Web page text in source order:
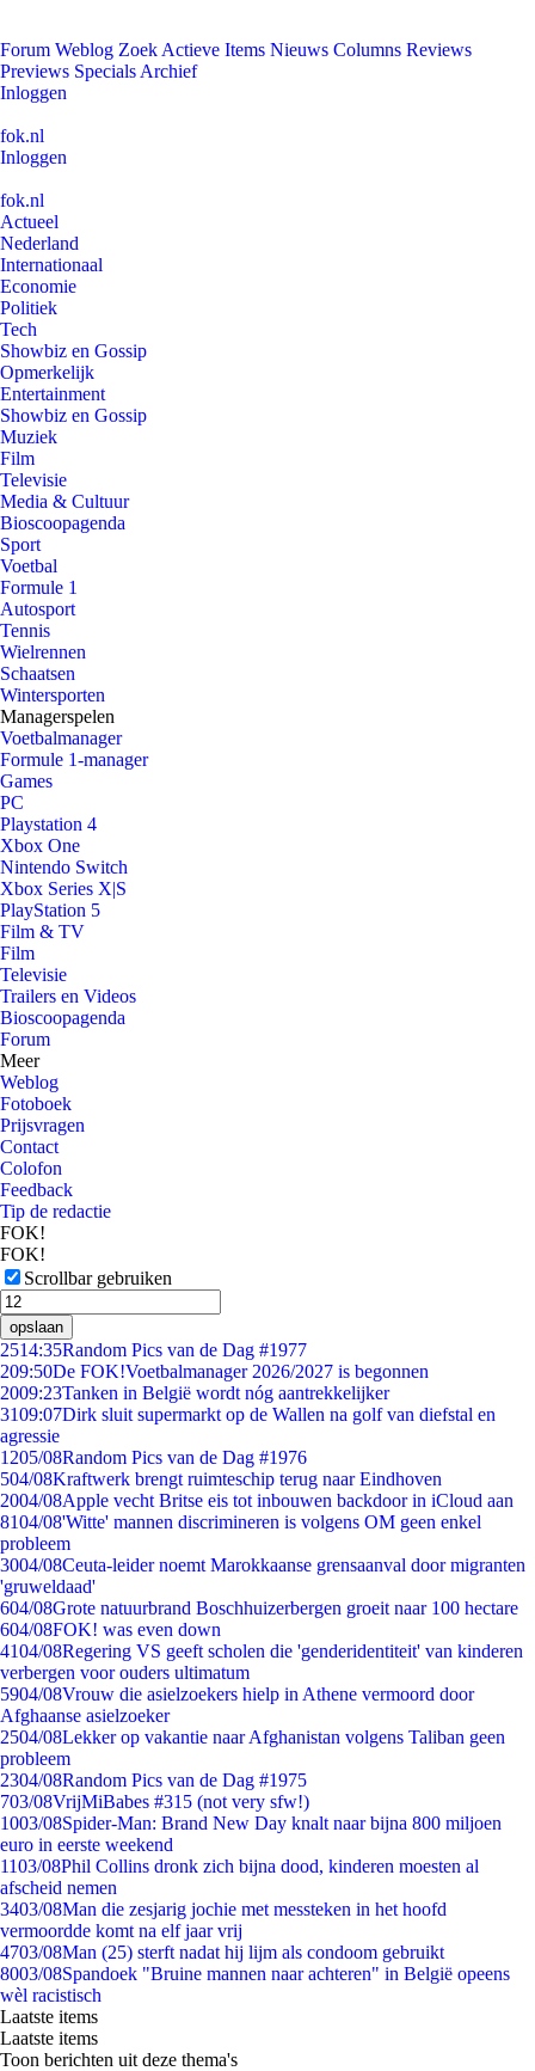
Forum Weblog Zoek Actieve Items Nieuws Columns Reviews
Previews Specials Archief
Inloggen
fok.nl
Inloggen
fok.nl
Actueel
Nederland
Internationaal
Economie
Politiek
Tech
Showbiz en Gossip
Opmerkelijk
Entertainment
Showbiz en Gossip
Muziek
Film
Televisie
Media & Cultuur
Bioscoopagenda
Sport
Voetbal
Formule 1
Autosport
Tennis
Wielrennen
Schaatsen
Wintersporten
Managerspelen
Voetbalmanager
Formule 1-manager
Games
PC
Playstation 4
Xbox One
Nintendo Switch
Xbox Series X|S
PlayStation 5
Film & TV
Film
Televisie
Trailers en Videos
Bioscoopagenda
Forum
Meer
Weblog
Fotoboek
Prijsvragen
Contact
Colofon
Feedback
Tip de redactie
FOK!
FOK!
Scrollbar gebruiken
opslaan
2514:35Random Pics van de Dag #1977
209:50De FOK!Voetbalmanager 2026/2027 is begonnen
2009:23Tanken in België wordt nóg aantrekkelijker
3109:07Dirk sluit supermarkt op de Wallen na golf van diefstal en
agressie
1205/08Random Pics van de Dag #1976
504/08Kraftwerk brengt ruimteschip terug naar Eindhoven
2004/08Apple vecht Britse eis tot inbouwen backdoor in iCloud aan
8104/08'Witte' mannen discrimineren is volgens OM geen enkel
probleem
3004/08Ceuta-leider noemt Marokkaanse grensaanval door migranten
'gruweldaad'
604/08Grote natuurbrand Boschhuizerbergen groeit naar 100 hectare
604/08FOK! was even down
4104/08Regering VS geeft scholen die 'genderidentiteit' van kinderen
verbergen voor ouders ultimatum
5904/08Vrouw die asielzoekers hielp in Athene vermoord door
Afghaanse asielzoeker
2504/08Lekker op vakantie naar Afghanistan volgens Taliban geen
probleem
2304/08Random Pics van de Dag #1975
703/08VrijMiBabes #315 (not very sfw!)
1003/08Spider-Man: Brand New Day knalt naar bijna 800 miljoen
euro in eerste weekend
1103/08Phil Collins dronk zich bijna dood, kinderen moesten al
afscheid nemen
3403/08Man die zesjarig jochie met messteken in het hoofd
vermoordde komt na elf jaar vrij
4703/08Man (25) sterft nadat hij lijm als condoom gebruikt
8003/08Spandoek "Bruine mannen naar achteren" in België opeens
wèl racistisch
Laatste items
Laatste items
Toon berichten uit deze thema's